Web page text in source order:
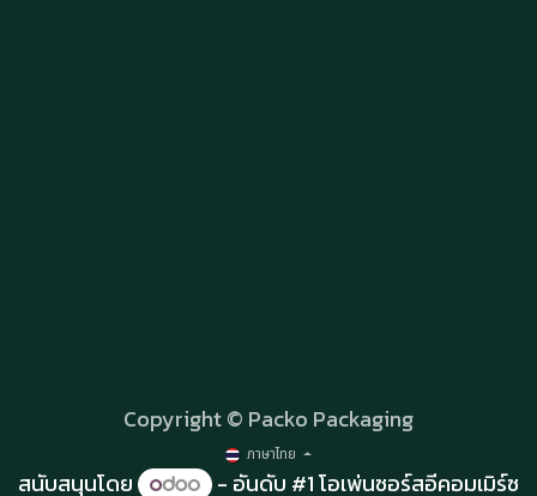
Copyright © Packo Packaging
ภาษาไทย
สนับสนุนโดย - อันดับ #1โอเพ่นซอร์สอีคอมเมิร์ซ